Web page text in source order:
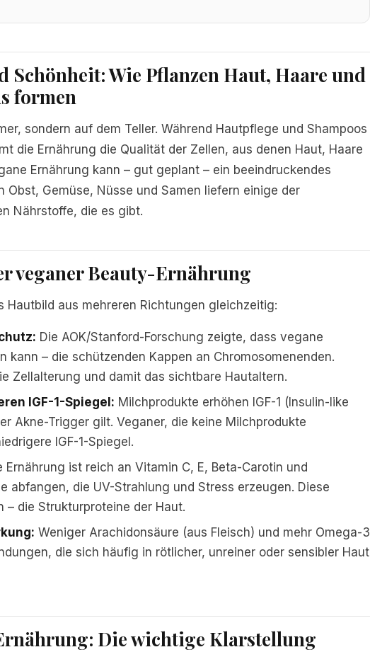
Schönheit: Wie Pflanzen Haut, Haare und
formen
sondern auf dem Teller. Während Hautpflege und Shampoos
die Ernährung die Qualität der Zellen, aus denen Haut, Haare
Ernährung kann – gut geplant – ein beeindruckendes
Obst, Gemüse, Nüsse und Samen liefern einige der
Nährstoffe, die es gibt.
veganer Beauty-Ernährung
Hautbild aus mehreren Richtungen gleichzeitig:
Die AOK/Stanford-Forschung zeigte, dass vegane
kann – die schützenden Kappen an Chromosomenenden.
Zellalterung und damit das sichtbare Hautaltern.
IGF-1-Spiegel: Milchprodukte erhöhen IGF-1 (Insulin-like
Akne-Trigger gilt. Veganer, die keine Milchprodukte
IGF-1-Spiegel.
Ernährung ist reich an Vitamin C, E, Beta-Carotin und
abfangen, die UV-Strahlung und Stress erzeugen. Diese
– die Strukturproteine der Haut.
Weniger Arachidonsäure (aus Fleisch) und mehr Omega-3
die sich häufig in rötlicher, unreiner oder sensibler Haut
Die wichtige Klarstellung